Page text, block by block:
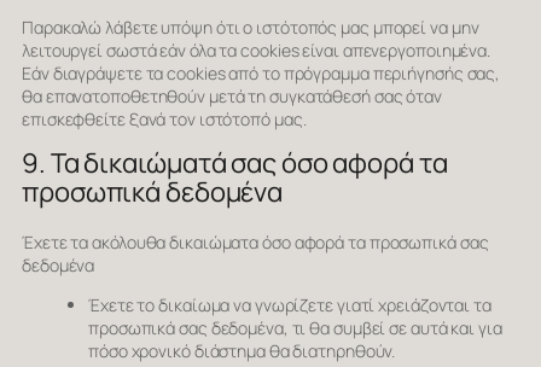
Παρακαλώ λάβετε υπόψη ότι ο ιστότοπός μας μπορεί να μην
λειτουργεί σωστά εάν όλα τα cookies είναι απενεργοποιημένα.
Εάν διαγράψετε τα cookies από το πρόγραμμα περιήγησής σας,
θα επανατοποθετηθούν μετά τη συγκατάθεσή σας όταν
επισκεφθείτε ξανά τον ιστότοπό μας.
9. Τα δικαιώματά σας όσο αφορά τα
προσωπικά δεδομένα
Έχετε τα ακόλουθα δικαιώματα όσο αφορά τα προσωπικά σας
δεδομένα
Έχετε το δικαίωμα να γνωρίζετε γιατί χρειάζονται τα
προσωπικά σας δεδομένα, τι θα συμβεί σε αυτά και για
πόσο χρονικό διάστημα θα διατηρηθούν.